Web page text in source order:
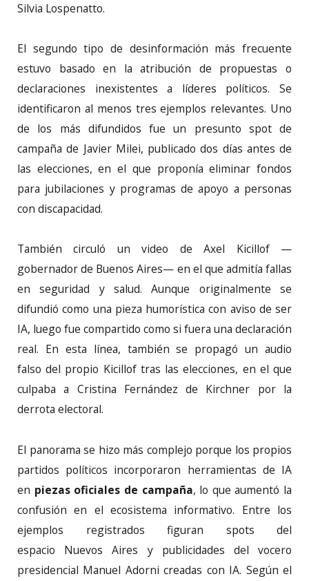
Silvia Lospenatto.
El segundo tipo de desinformación más frecuente
estuvo basado en la atribución de propuestas o
declaraciones inexistentes a líderes políticos. Se
identificaron al menos tres ejemplos relevantes. Uno
de los más difundidos fue un presunto spot de
campaña de Javier Milei, publicado dos días antes de
las elecciones, en el que proponía eliminar fondos
para jubilaciones y programas de apoyo a personas
con discapacidad.
También circuló un video de Axel Kicillof —
gobernador de Buenos Aires— en el que admitía fallas
en seguridad y salud. Aunque originalmente se
difundió como una pieza humorística con aviso de ser
IA, luego fue compartido como si fuera una declaración
real. En esta línea, también se propagó un audio
falso del propio Kicillof tras las elecciones, en el que
culpaba a Cristina Fernández de Kirchner por la
derrota electoral.
El panorama se hizo más complejo porque los propios
partidos políticos incorporaron herramientas de IA
en piezas oficiales de campaña, lo que aumentó la
confusión en el ecosistema informativo. Entre los
ejemplos registrados figuran spots del
espacio Nuevos Aires y publicidades del vocero
presidencial Manuel Adorni creadas con IA. Según el